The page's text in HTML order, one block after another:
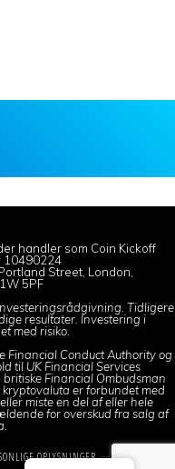
handler som Coin Kickoff
10490224
Street, London,
5PF
Tidligere
resultater. Investering i
med risiko.
Financial Conduct Authority og
til UK Financial Services
Financial Ombudsman
er forbundet med
miste en del af eller hele
for overskud fra salg af
OPLYSNINGER KONTAKT OS